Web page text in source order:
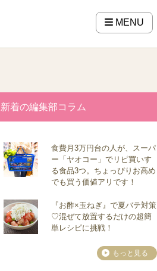
MENU
新着の編集部コラム
食費月3万円台の人が、スーパ
ー「ヤオコー」でリピ買いす
る食品3つ。ちょっぴりお高め
でも買う価値アリです！
『お酢×玉ねぎ』で夏バテ対策
♡混ぜて放置するだけの超簡
単レシピに挑戦！
もっと見る